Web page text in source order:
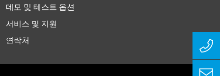
데모 및 테스트 옵션
서비스 및 지원
연락처